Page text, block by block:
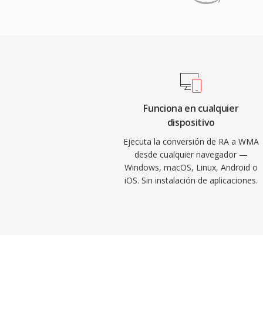
contenido hablado a tasas de bits muy
(DRM) lo hizo atractivo para las tiendas
era. La codificación y decodificación se
Windows, sin requerir software de
en cualquier máquina Windows. El
mejorado a través de bibliotecas como
aunque WMA sigue siendo menos
MP3 o AAC en dispositivos qué no son
aún aparece en bibliotecas de medios
Funciona en cualquier
dispositivo
Ejecuta la conversión de RA a WMA
desde cualquier navegador —
Windows, macOS, Linux, Android o
iOS. Sin instalación de aplicaciones.